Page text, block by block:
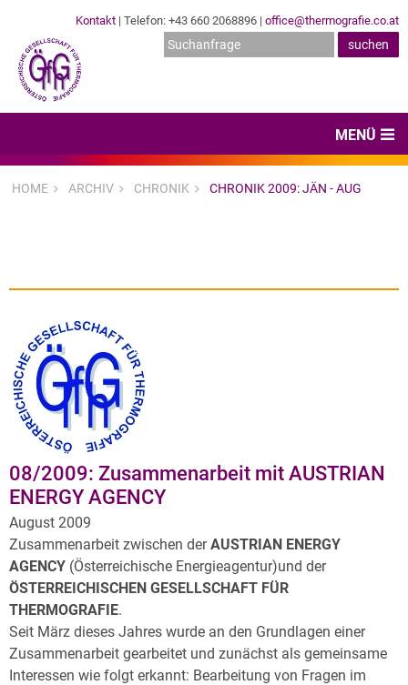
Kontakt | Telefon: +43 660 2068896 | office@thermografie.co.at
MENÜ
Dienstleister
Hard- & Software
Expertenwissen & Normen
Archiv
Über uns
HOME ARCHIV CHRONIK CHRONIK 2009: JÄN - AUG
08/2009: Zusammenarbeit mit AUSTRIAN
ENERGY AGENCY
August 2009
Zusammenarbeit zwischen derAUSTRIAN ENERGY
AGENCY (Österreichische Energieagentur)und der
ÖSTERREICHISCHEN GESELLSCHAFT FÜR
THERMOGRAFIE.
Seit März dieses Jahres wurde an den Grundlagen einer
Zusammenarbeit gearbeitet und zunächst als gemeinsame
Interessen wie folgt erkannt: Bearbeitung von Fragen im